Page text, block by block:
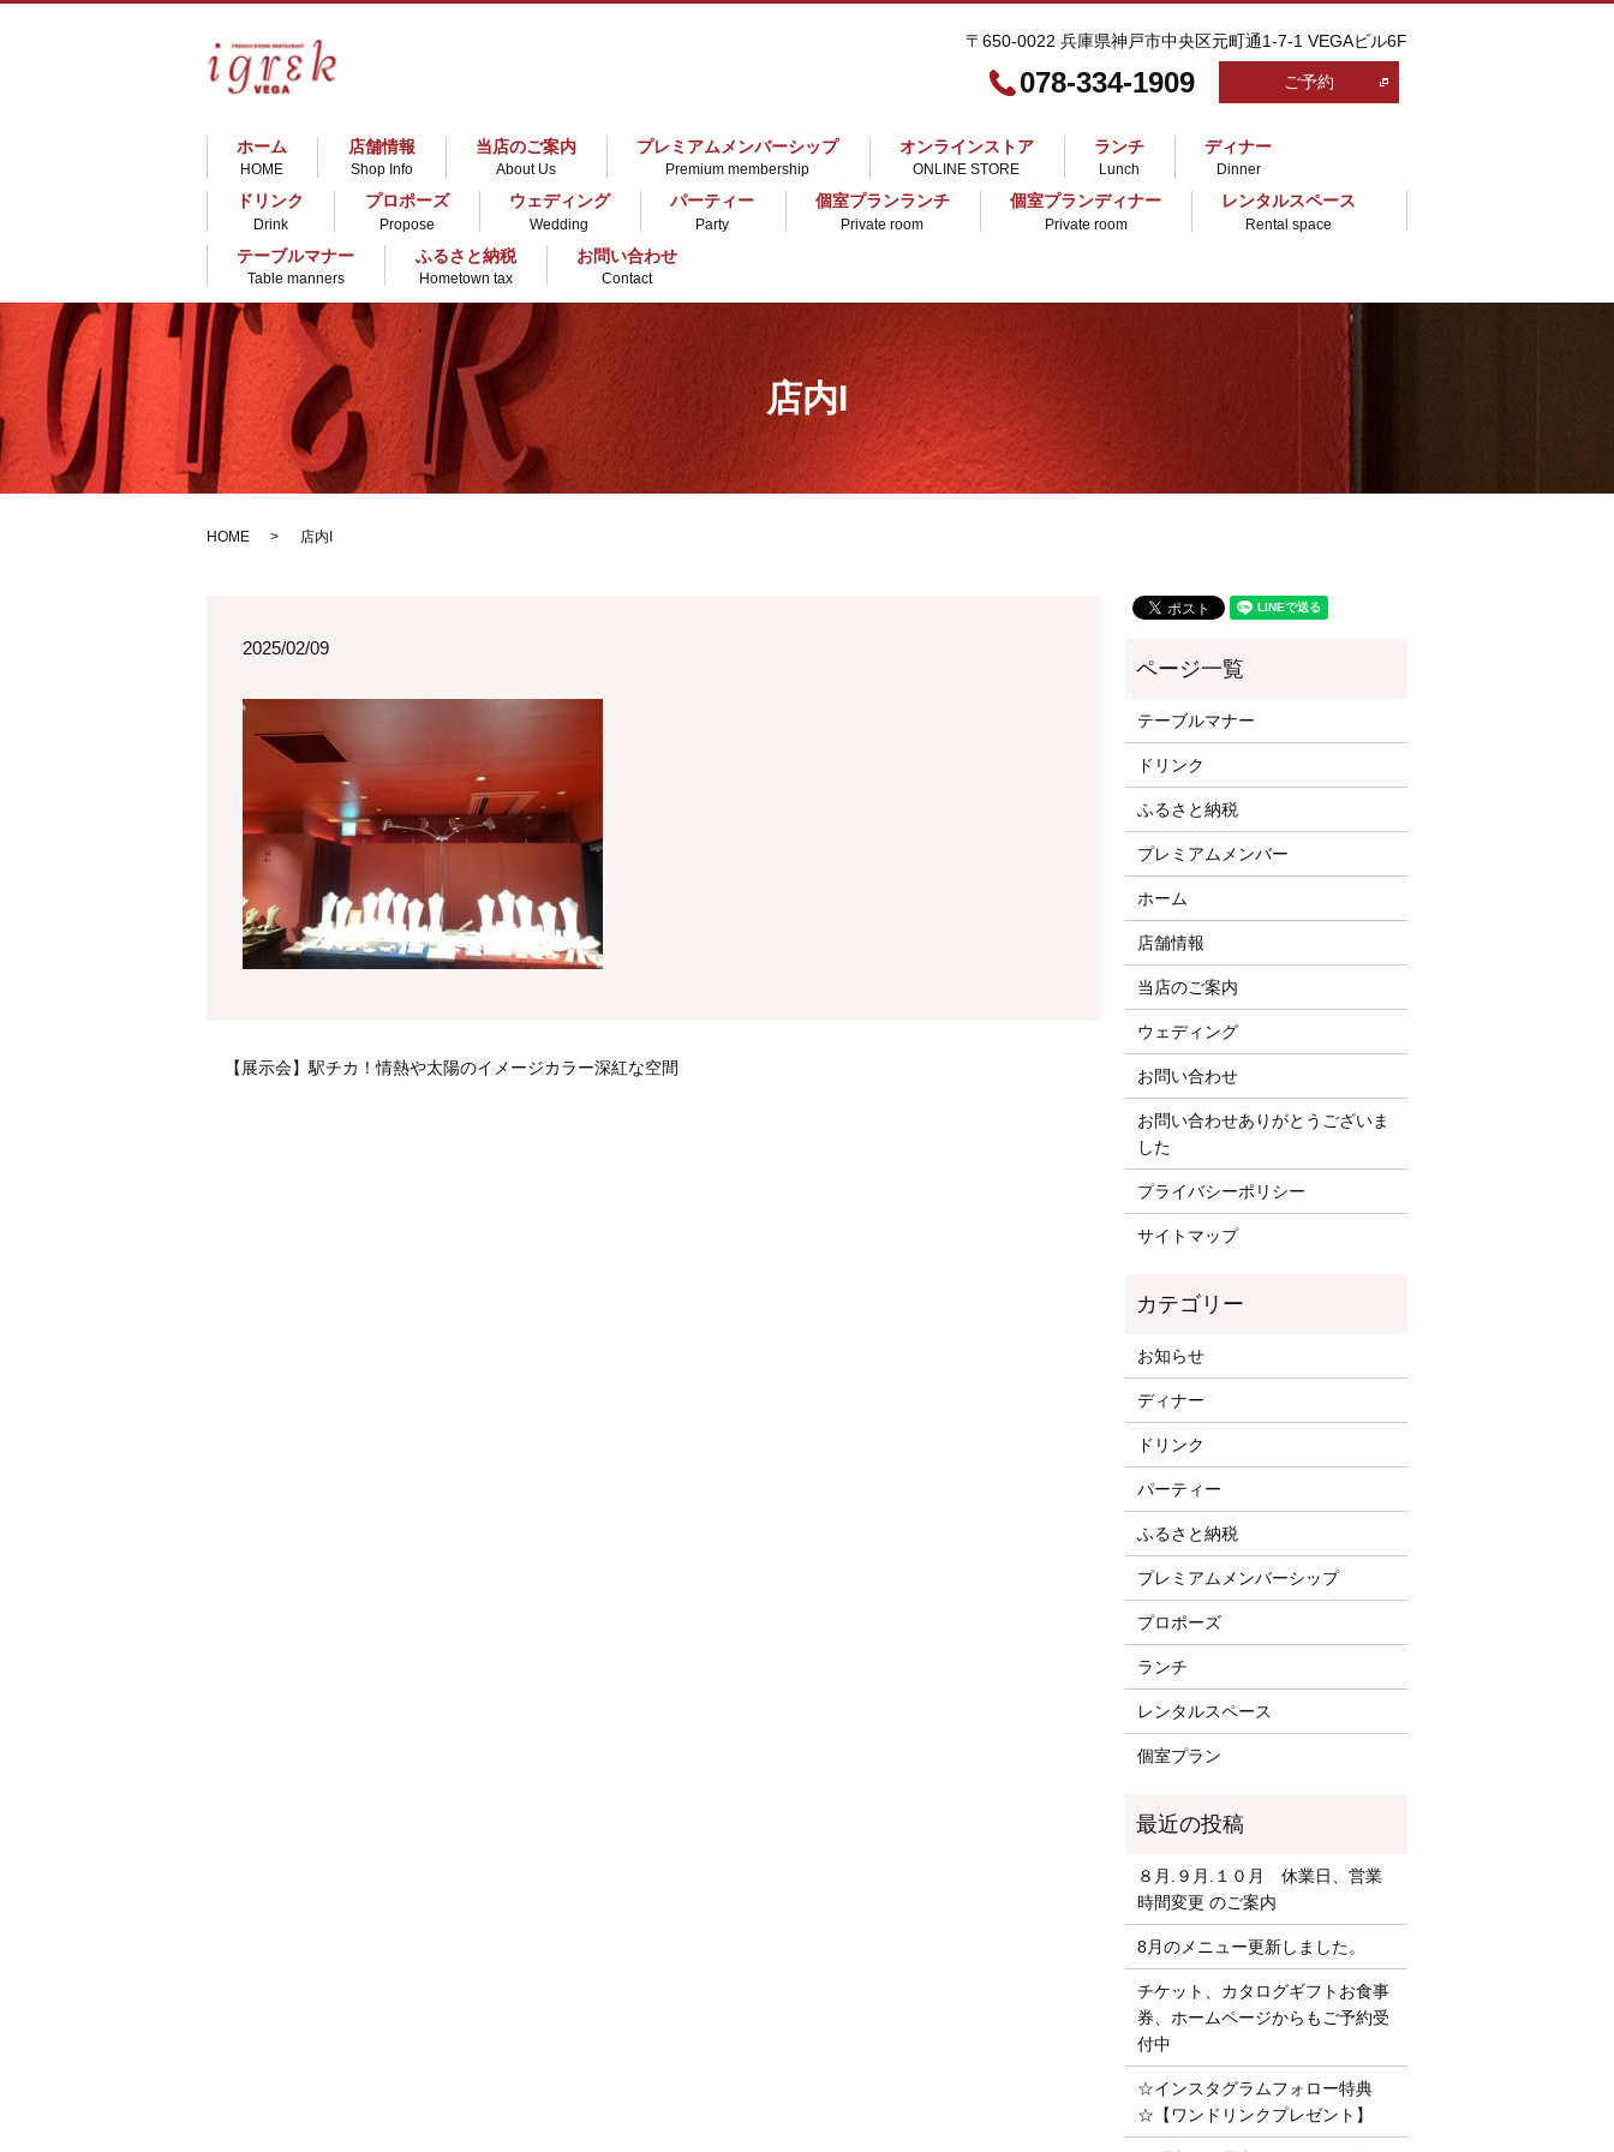
〒650-0022 兵庫県神戸市中央区元町通1-7-1 VEGAビル6F
078-334-1909 ご予約
ホーム
HOME
店舗情報
Shop Info
当店のご案内
About Us
プレミアムメンバーシップ
Premium membership
オンラインストア
ONLINE STORE
ランチ
Lunch
ディナー
Dinner
ドリンク
Drink
プロポーズ
Propose
ウェディング
Wedding
パーティー
Party
個室プランランチ
Private room
個室プランディナー
Private room
レンタルスペース
Rental space
テーブルマナー
Table manners
ふるさと納税
Hometown tax
お問い合わせ
Contact
店内I
HOME 店内I
2025/02/09
【展示会】駅チカ！情熱や太陽のイメージカラー深紅な空間
テーブルマナー
ドリンク
ふるさと納税
プレミアムメンバー
ホーム
店舗情報
当店のご案内
ウェディング
お問い合わせ
お問い合わせありがとうございま
した
プライバシーポリシー
サイトマップ
お知らせ
ディナー
ドリンク
パーティー
ふるさと納税
プレミアムメンバーシップ
プロポーズ
ランチ
レンタルスペース
個室プラン
８月.９月.１０月 休業日、営業
時間変更 のご案内
8月のメニュー更新しました。
チケット、カタログギフトお食事
券、ホームページからもご予約受
付中
☆インスタグラムフォロー特典
☆【ワンドリンクプレゼント】